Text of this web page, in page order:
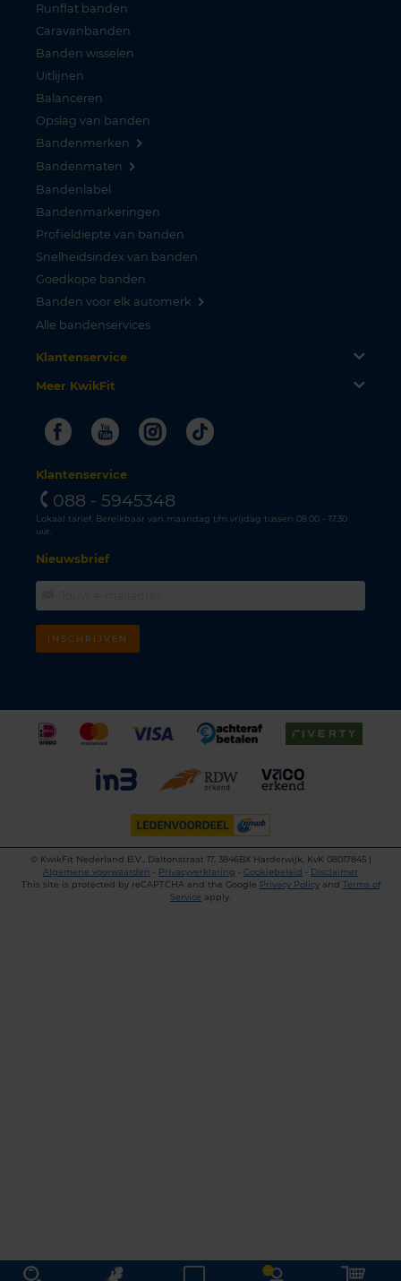
Runflat banden
Caravanbanden
Banden wisselen
Uitlijnen
Balanceren
Opslag van banden
Bandenmerken
Bandenmaten
Bandenlabel
Bandenmarkeringen
Profieldiepte van banden
Snelheidsindex van banden
Goedkope banden
Banden voor elk automerk
Alle bandenservices
Klantenservice
Meer KwikFit
FacebookYoutubeInstagram
Tiktok
Klantenservice
088 - 5945348
Lokaal tarief. Bereikbaar van maandag t/m vrijdag tussen 08.00 - 17.30
uur.
Nieuwsbrief
INSCHRIJVEN
©
KwikFit Nederland B.V., Daltonstraat 17, 3846BX Harderwijk, KvK 08017845 |
Algemene voorwaarden • Privacyverklaring • Cookiebeleid • Disclaimer
This site is protected by reCAPTCHA and the Google Privacy Policyand Terms of
Service apply.